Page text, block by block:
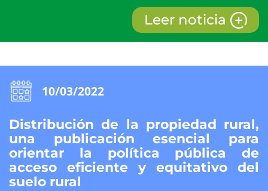
Leer noticia
10/03/2022
Distribución de la propiedad rural,
una publicación esencial para
orientar la política pública de
acceso eficiente y equitativo del
suelo rural